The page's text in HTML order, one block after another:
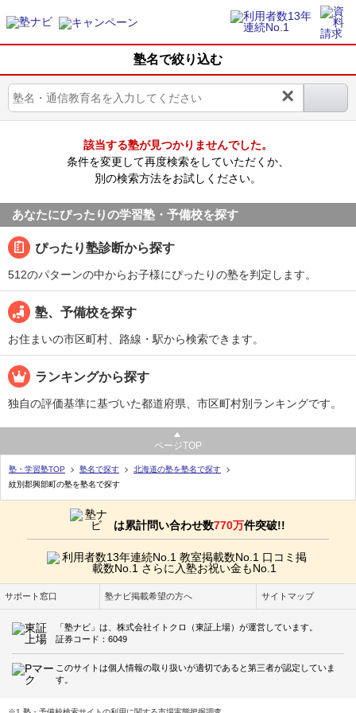
塾名で絞り込む
×
該当する塾が見つかりませんでした。
条件を変更して再度検索をしていただくか、
別の検索方法をお試しください。
あなたにぴったりの学習塾・予備校を探す
ぴったり塾診断から探す
512のパターンの中からお子様にぴったりの塾を判定します。
塾、予備校を探す
お住まいの市区町村、路線・駅から検索できます。
ランキングから探す
独自の評価基準に基づいた都道府県、市区町村別ランキングです。
ページTOP
塾・学習塾TOP 塾名で探す
北海道の塾を塾名で探す
紋別郡興部町の塾を塾名で探す
は累計問い合わせ数770万件突破!!
サポート窓口 塾ナビ掲載希望の方へ サイトマップ
「塾ナビ」は、株式会社イトクロ（東証上場）が運営しています。
証券コード：6049
このサイトは個人情報の取り扱いが適切であると第三者が認定していま
す。